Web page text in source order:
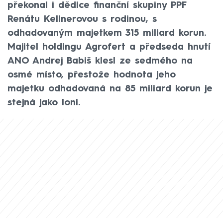
překonal i dědice finanční skupiny PPF
Renátu Kellnerovou s rodinou, s
odhadovaným majetkem 315 miliard korun.
Majitel holdingu Agrofert a předseda hnutí
ANO Andrej Babiš klesl ze sedmého na
osmé místo, přestože hodnota jeho
majetku odhadovaná na 85 miliard korun je
stejná jako loni.